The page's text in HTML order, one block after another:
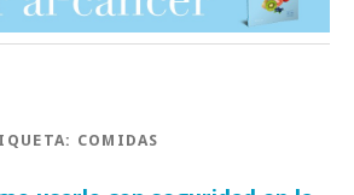
COMIDAS